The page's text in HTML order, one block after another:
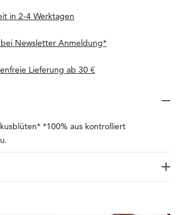
in 2-4 Werktagen
Newsletter Anmeldung*
Lieferung ab 30 €
*100% aus kontrolliert